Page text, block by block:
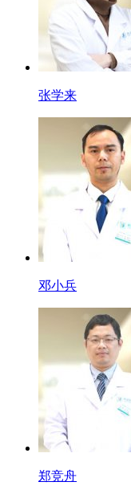
张学来
邓小兵
郑竞舟